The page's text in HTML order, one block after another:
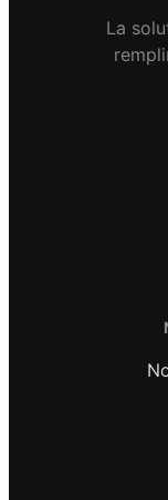
La